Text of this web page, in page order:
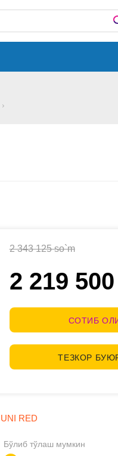
2 343 125 so`m
2 219
СОТИБ
ТЕЗКОР
UNI RED
Бўлиб тўлаш мумкин